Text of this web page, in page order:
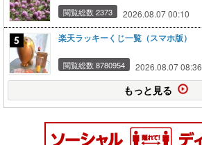
閲覧総数 2373 2026.08.07 00:10
楽天ラッキーくじ一覧（スマホ版）
閲覧総数 8780954 2026.08.07 08:36
もっと見る